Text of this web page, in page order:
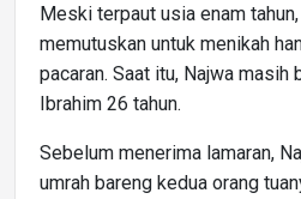
Meski terpaut usia enam
memutuskan untuk menikah
pacaran. Saat itu, Najwa masih
Ibrahim 26 tahun.
Sebelum menerima lamaran,
umrah bareng kedua orang